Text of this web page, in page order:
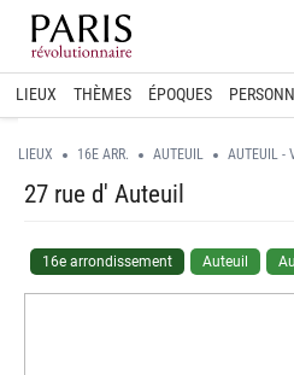
Home
LIEUX THÈMES ÉPOQUES
LIEUX 16E ARR. AUTEUIL AUTEUIL -
27 rue d' Auteuil
16e arrondissement Auteuil